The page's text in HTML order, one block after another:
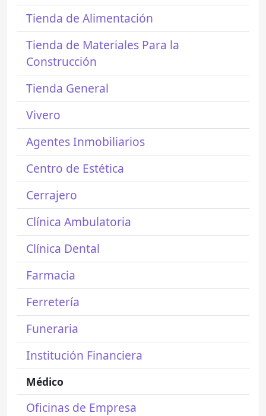
Tienda de Alimentación
Tienda de Materiales Para la
Construcción
Tienda General
Vivero
Agentes Inmobiliarios
Centro de Estética
Cerrajero
Clínica Ambulatoria
Clínica Dental
Farmacia
Ferretería
Funeraria
Institución Financiera
Médico
Oficinas de Empresa